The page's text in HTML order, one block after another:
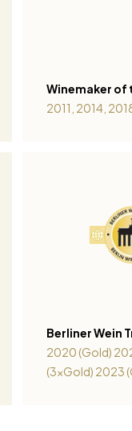
Winemaker of
2011, 2014,
Berliner Wein
2020 (Gold)
(3xGold) 2023